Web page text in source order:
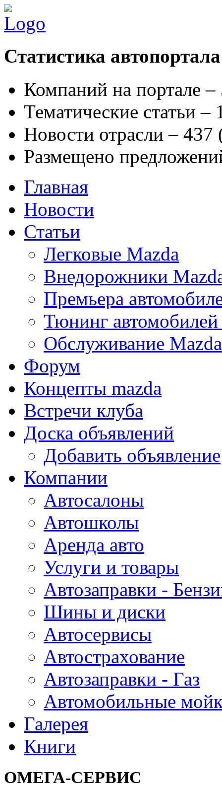
Статистика автопортала
Компаний на портале
Тематические статьи –
Новости отрасли – 437
Размещено
Главная
Новости
Статьи
Легковые Mazda
Внедорожники
Премьера
Тюнинг
Обслуживание Mazda
Форум
Концепты mazda
Встречи клуба
Доска объявлений
Добавить объявление
Компании
Автосалоны
Автошколы
Аренда авто
Услуги и товары
Автозаправки -
Шины и диски
Автосервисы
Автострахование
Автозаправки - Газ
Автомобильные
Галерея
Книги
ОМЕГА-СЕРВИС